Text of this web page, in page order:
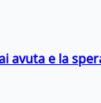
avuta e la